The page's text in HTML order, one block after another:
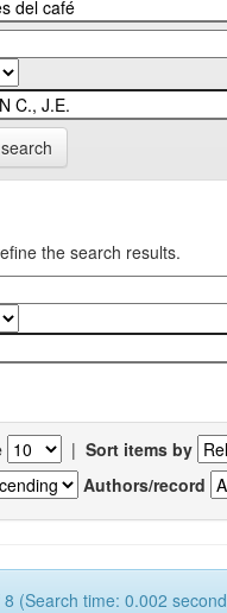
the search results.
| Sort items by
Authors/record
(Search time: 0.002